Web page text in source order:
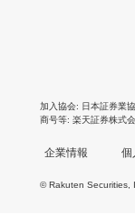
加入協会 日本証券業
商号等 楽天証券株式
企業情報 個
© Rakuten Securities,